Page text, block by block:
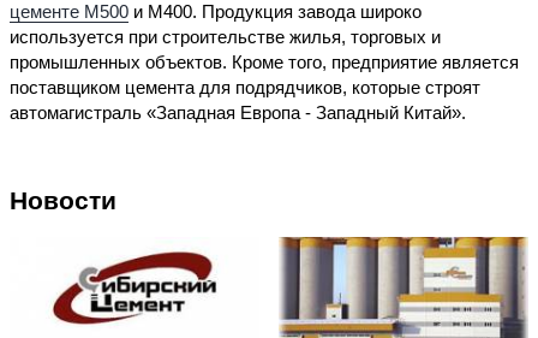
цементе М500 и М400. Продукция завода широко
используется при строительстве жилья, торговых и
промышленных объектов. Кроме того, предприятие является
поставщиком цемента для подрядчиков, которые строят
автомагистраль «Западная Европа - Западный Китай».
Новости